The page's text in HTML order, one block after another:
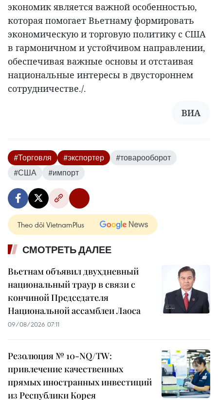
экономик является важной особенностью,
которая помогает Вьетнаму формировать
экономическую и торговую политику с США
в гармоничном и устойчивом направлении,
обеспечивая важные основы и отстаивая
национальные интересы в двустороннем
сотрудничестве./.
ВИА
#Торговля #экспортер
#товарооборот
#США
#импорт
Theo dõi VietnamPlus
СМОТРЕТЬ ДАЛЕЕ
Вьетнам объявил двухдневный
национальный траур в связи с
кончиной Председателя
Национальной ассамблеи Лаоса
09/08/2026 07:11
Резолюция № 10-NQ/TW:
привлечение качественных
прямых иностранных инвестиций
из Республики Корея